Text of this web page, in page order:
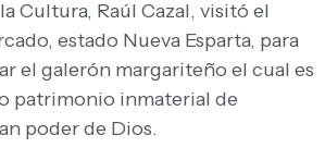
Cultura, Raúl Cazal, visitó el
estado Nueva Esparta, para
el galerón margariteño el cual es
patrimonio inmaterial de
poder de Dios.